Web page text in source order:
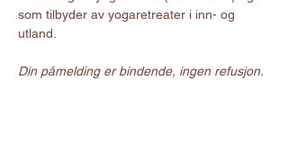
som tilbyder av yogaretreater i inn- og
utland.
Din påmelding er bindende, ingen refusjon.